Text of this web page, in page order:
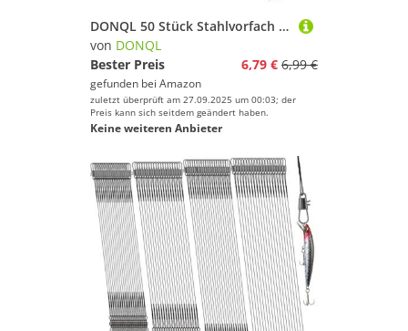
DONQL 50 Stück Stahlvorfach Hecht Angeln Set mit Wirbel & Karabiner, 5 Größen Vorfach Angeln Schwarz, 10/15/20/25/30cm Edelstahl Fischen Angelzubehör, Bissfeste Stahlvorfächer für Salzwasser Süßwasser
von DONQL
Bester Preis
6,79 € 6,99 €
gefunden bei Amazon
zuletzt überprüft am 27.09.2025 um 00:03; der
Preis kann sich seitdem geändert haben.
Keine weiteren Anbieter